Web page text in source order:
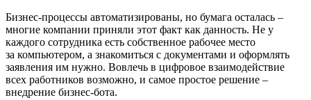
Бизнес-процессы автоматизированы, но бумага осталась –
многие компании приняли этот факт как данность. Не у
каждого сотрудника есть собственное рабочее место
за компьютером, а знакомиться с документами и оформлять
заявления им нужно. Вовлечь в цифровое взаимодействие
всех работников возможно, и самое простое решение –
внедрение бизнес-бота.